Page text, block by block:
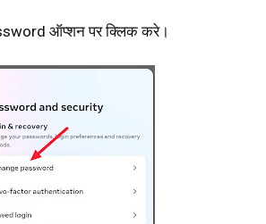
ऑप्शन पर क्लिक करे।